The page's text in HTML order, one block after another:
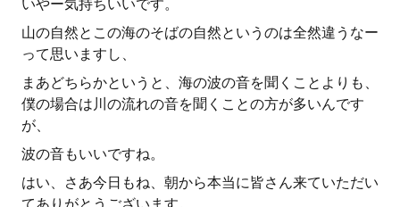
いやー気持ちいいです。
山の自然とこの海のそばの自然というのは全然違うなー
って思いますし、
まあどちらかというと、海の波の音を聞くことよりも、
僕の場合は川の流れの音を聞くことの方が多いんです
が、
波の音もいいですね。
はい、さあ今日もね、朝から本当に皆さん来ていただい